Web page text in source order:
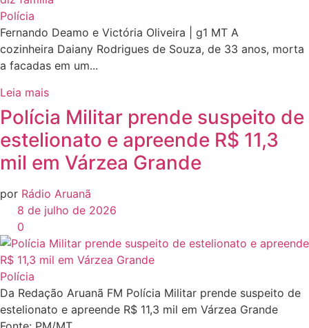
Polícia
Fernando Deamo e Victória Oliveira | g1 MT A
cozinheira Daiany Rodrigues de Souza, de 33 anos, morta
a facadas em um...
Leia mais
Polícia Militar prende suspeito de
estelionato e apreende R$ 11,3
mil em Várzea Grande
por Rádio Aruanã
8 de julho de 2026
0
Polícia
Da Redação Aruanã FM Polícia Militar prende suspeito de
estelionato e apreende R$ 11,3 mil em Várzea Grande